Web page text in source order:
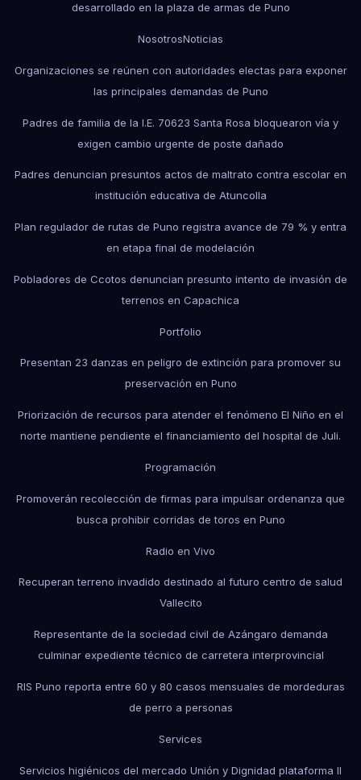
desarrollado en la plaza de armas de Puno
NosotrosNoticias
Organizaciones se reúnen con autoridades electas para exponer
las principales demandas de Puno
Padres de familia de la I.E. 70623 Santa Rosa bloquearon vía y
exigen cambio urgente de poste dañado
Padres denuncian presuntos actos de maltrato contra escolar en
institución educativa de Atuncolla
Plan regulador de rutas de Puno registra avance de 79 % y entra
en etapa final de modelación
Pobladores de Ccotos denuncian presunto intento de invasión de
terrenos en Capachica
Portfolio
Presentan 23 danzas en peligro de extinción para promover su
preservación en Puno
Priorización de recursos para atender el fenómeno El Niño en el
norte mantiene pendiente el financiamiento del hospital de Juli.
Programación
Promoverán recolección de firmas para impulsar ordenanza que
busca prohibir corridas de toros en Puno
Radio en Vivo
Recuperan terreno invadido destinado al futuro centro de salud
Vallecito
Representante de la sociedad civil de Azángaro demanda
culminar expediente técnico de carretera interprovincial
RIS Puno reporta entre 60 y 80 casos mensuales de mordeduras
de perro a personas
Services
Servicios higiénicos del mercado Unión y Dignidad plataforma II